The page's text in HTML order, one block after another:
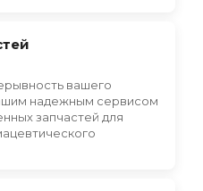
вашего
надежным сервисом
запчастей для